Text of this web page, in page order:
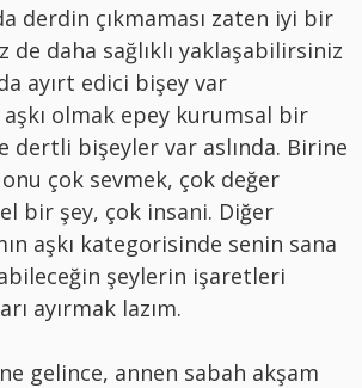
derdin çıkmaması zaten iyi bir
de daha sağlıklı yaklaşabilirsiniz
ayırt edici bişey var
aşkı olmak epey kurumsal bir
dertli bişeyler var aslında. Birine
çok sevmek, çok değer
bir şey, çok insani. Diğer
aşkı kategorisinde senin sana
şeylerin işaretleri
ayırmak lazım.
gelince, annen sabah akşam